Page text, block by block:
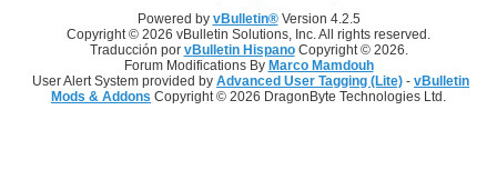
Powered by vBulletin®Version 4.2.5
Copyright © 2026 vBulletin Solutions, Inc. All rights reserved.
Traducción por vBulletin HispanoCopyright © 2026.
Forum Modifications By Marco Mamdouh
User Alert System provided by Advanced User Tagging (Lite) - vBulletin
Mods & Addons Copyright © 2026 DragonByte Technologies Ltd.